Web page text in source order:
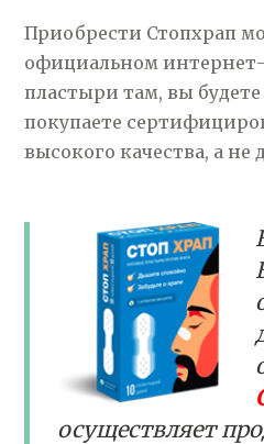
Приобрести Стопхрап
официальном интернет-
пластыри там, вы
покупаете
высокого качества, а не
осуществляет